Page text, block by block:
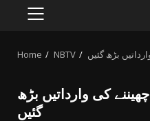
PRIMARY
Home NBTV بڑھ گئیں
کی وارداتیں بڑھ
گئیں